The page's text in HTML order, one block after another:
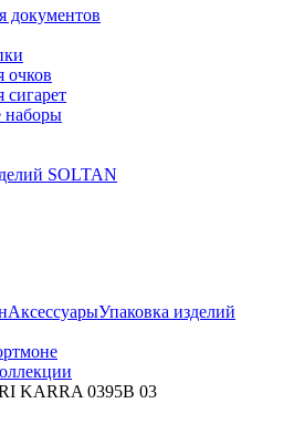
документов
очков
наборы
SOLTAN
АксессуарыУпаковка изделий
KARRA 0395B 03